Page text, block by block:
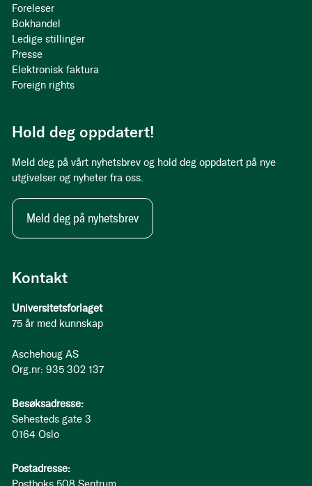
Kontakt
Universitetsforlaget
75 år med kunnskap
Aschehoug AS
Org.nr: 935 302 137
Besøksadresse:
Sehesteds gate 3
0164 Oslo
Postadresse:
Foreleser
Bokhandel
Ledige stillinger
Presse
Elektronisk faktura
Foreign rights
Hold deg oppdatert!
Meld deg på vårt nyhetsbrev og hold deg oppdatert på nye
utgivelser og nyheter fra oss.
Meld deg på nyhetsbrev